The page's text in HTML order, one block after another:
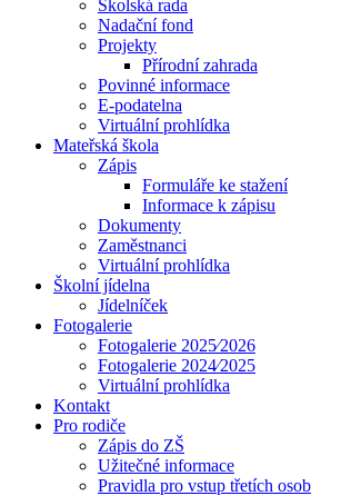
Školská rada
Nadační fond
Projekty
Přírodní zahrada
Povinné informace
E-podatelna
Virtuální prohlídka
Mateřská škola
Zápis
Formuláře ke stažení
Informace k zápisu
Dokumenty
Zaměstnanci
Virtuální prohlídka
Školní jídelna
Jídelníček
Fotogalerie
Fotogalerie 2025⁄2026
Fotogalerie 2024⁄2025
Virtuální prohlídka
Kontakt
Pro rodiče
Zápis do ZŠ
Užitečné informace
Pravidla pro vstup třetích osob